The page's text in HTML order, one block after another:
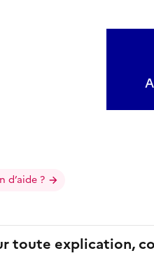
d’aide ?
toute explication,